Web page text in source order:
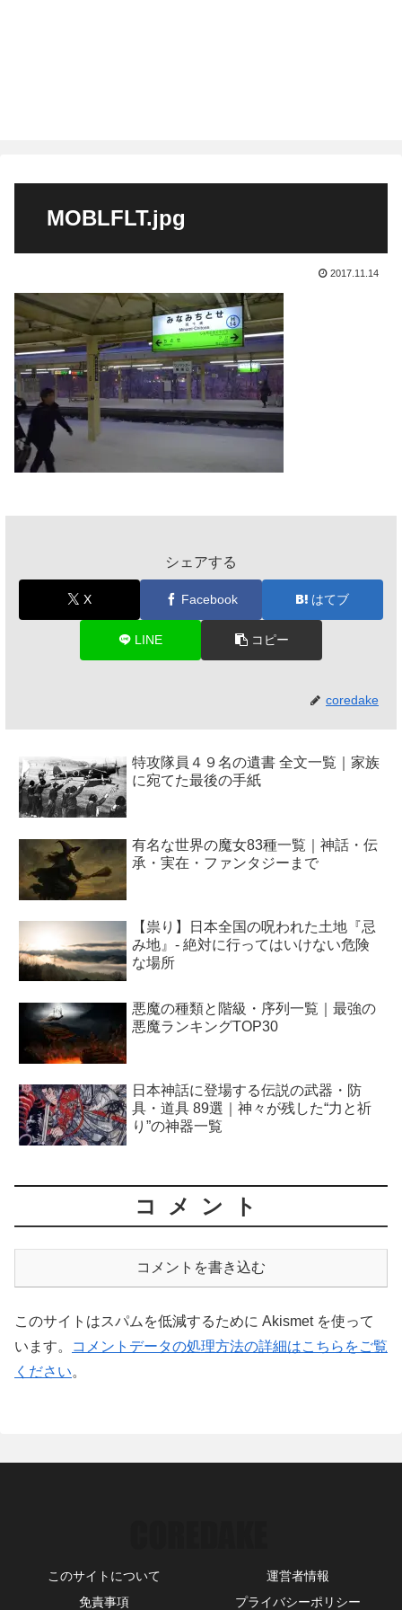
MOBLFLT.jpg
2017.11.14
シェアする
X Facebook はてブ
LINE コピー
coredake
特攻隊員４９名の遺書 全文一覧｜家族
に宛てた最後の手紙
有名な世界の魔女83種一覧｜神話・伝
承・実在・ファンタジーまで
【祟り】日本全国の呪われた土地『忌
み地』- 絶対に行ってはいけない危険
な場所
悪魔の種類と階級・序列一覧｜最強の
悪魔ランキングTOP30
日本神話に登場する伝説の武器・防
具・道具 89選｜神々が残した“力と祈
り”の神器一覧
コメント
コメントを書き込む
このサイトはスパムを低減するために Akismet を使って
います。
コメントデータの処理方法の詳細はこちらをご覧
ください。
このサイトについて
運営者情報
免責事項
プライバシーポリシー